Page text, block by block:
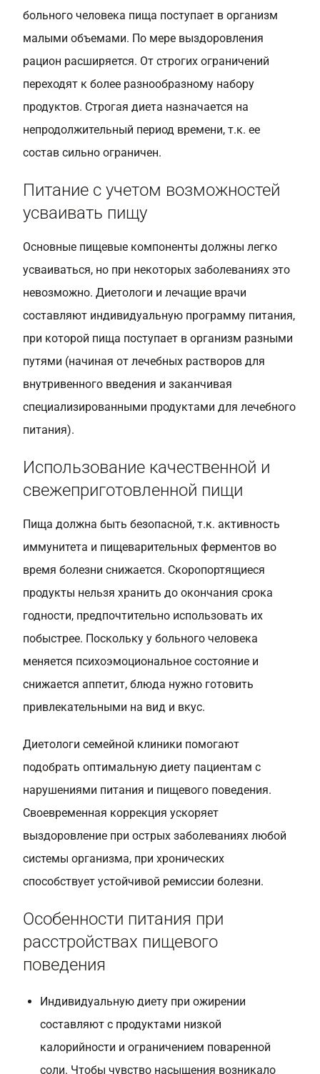
больного человека пища поступает в организм
малыми объемами. По мере выздоровления
рацион расширяется. От строгих ограничений
переходят к более разнообразному набору
продуктов. Строгая диета назначается на
непродолжительный период времени, т.к. ее
состав сильно ограничен.
Питание с учетом возможностей
усваивать пищу
Основные пищевые компоненты должны легко
усваиваться, но при некоторых заболеваниях это
невозможно. Диетологи и лечащие врачи
составляют индивидуальную программу питания,
при которой пища поступает в организм разными
путями (начиная от лечебных растворов для
внутривенного введения и заканчивая
специализированными продуктами для лечебного
питания).
Использование качественной и
свежеприготовленной пищи
Пища должна быть безопасной, т.к. активность
иммунитета и пищеварительных ферментов во
время болезни снижается. Скоропортящиеся
продукты нельзя хранить до окончания срока
годности, предпочтительно использовать их
побыстрее. Поскольку у больного человека
меняется психоэмоциональное состояние и
снижается аппетит, блюда нужно готовить
привлекательными на вид и вкус.
Диетологи семейной клиники помогают
подобрать оптимальную диету пациентам с
нарушениями питания и пищевого поведения.
Своевременная коррекция ускоряет
выздоровление при острых заболеваниях любой
системы организма, при хронических
способствует устойчивой ремиссии болезни.
Особенности питания при
расстройствах пищевого
поведения
Индивидуальную диету при ожирении
составляют с продуктами низкой
калорийности и ограничением поваренной
соли. Чтобы чувство насыщения возникало